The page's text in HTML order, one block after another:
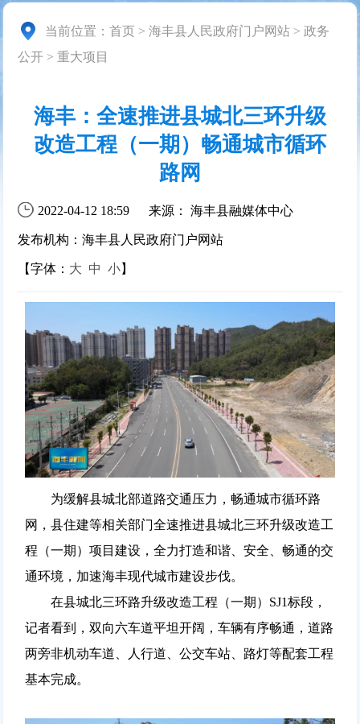
当前位置：首页 >海丰县人民政府门户网站 >政务
公开 >重大项目
海丰：全速推进县城北三环升级
改造工程（一期）畅通城市循环
路网
2022-04-12 18:59 来源： 海丰县融媒体中心
发布机构：海丰县人民政府门户网站
【字体： 大 中 小】
为缓解县城北部道路交通压力，畅通城市循环路
网，县住建等相关部门全速推进县城北三环升级改造工
程（一期）项目建设，全力打造和谐、安全、畅通的交
通环境，加速海丰现代城市建设步伐。
在县城北三环路升级改造工程（一期）SJ1标段，
记者看到，双向六车道平坦开阔，车辆有序畅通，道路
两旁非机动车道、人行道、公交车站、路灯等配套工程
基本完成。